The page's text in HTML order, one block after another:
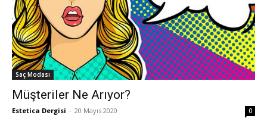
Saç Modası
Müşteriler Ne Arıyor?
Estetica Dergisi - 20 Mayıs 2020 0